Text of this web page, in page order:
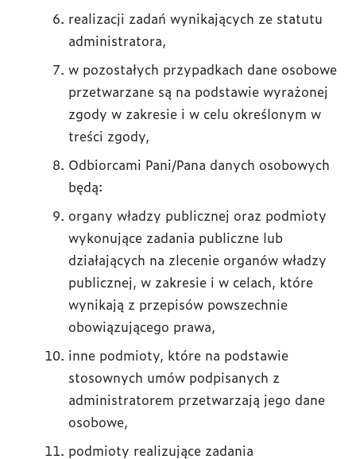
realizacji zadań wynikających ze statutu
administratora,
w pozostałych przypadkach dane osobowe
przetwarzane są na podstawie wyrażonej
zgody w zakresie i w celu określonym w
treści zgody,
Odbiorcami Pani/Pana danych osobowych
będą:
organy władzy publicznej oraz podmioty
wykonujące zadania publiczne lub
działających na zlecenie organów władzy
publicznej, w zakresie i w celach, które
wynikają z przepisów powszechnie
obowiązującego prawa,
inne podmioty, które na podstawie
stosownych umów podpisanych z
administratorem przetwarzają jego dane
osobowe,
podmioty realizujące zadania